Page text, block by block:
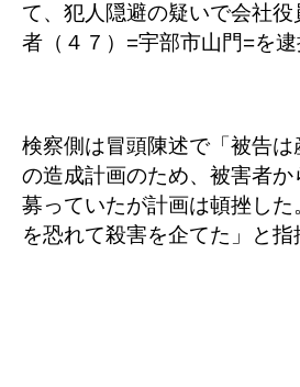
て、犯人隠避の疑いで会社
者（４７）=宇部市山門=を逮
検察側は冒頭陳述で「被告
の造成計画のため、 被害者か
募っていたが計画は頓挫した
を恐れて殺害を企てた」と指